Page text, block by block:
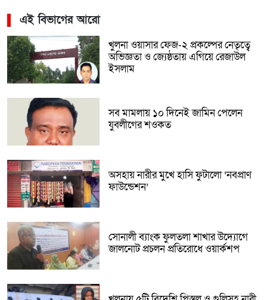
এই বিভাগের আরো
খুলনা ওয়াসার ফেজ-২ প্রকল্পের নেতৃত্বে
অভিজ্ঞতা ও জ্যেষ্ঠতায় এগিয়ে রেজাউল
ইসলাম
সব মামলায় ১০ দিনেই জামিন পেলেন
যুবলীগের শওকত
অসহায় নারীর মুখে হাসি ফুটালো ‘নবপ্রাণ
ফাউন্ডেশন’
সোনালী ব্যাংক ফুলতলা শাখার উদ্যোগে
জালনোট প্রচলন প্রতিরোধে ওয়ার্কশপ